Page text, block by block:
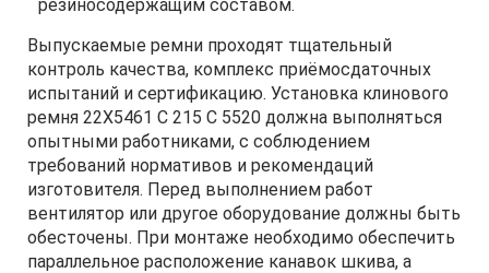
резиносодержащим составом.
Выпускаемые ремни проходят тщательный
контроль качества, комплекс приёмосдаточных
испытаний и сертификацию. Установка клинового
ремня 22X5461 C 215 C 5520 должна выполняться
опытными работниками, с соблюдением
требований нормативов и рекомендаций
изготовителя. Перед выполнением работ
вентилятор или другое оборудование должны быть
обесточены. При монтаже необходимо обеспечить
параллельное расположение канавок шкива, а